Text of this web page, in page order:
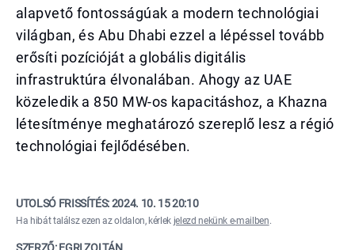
alapvető fontosságúak a modern technológiai
világban, és Abu Dhabi ezzel a lépéssel tovább
erősíti pozícióját a globális digitális
infrastruktúra élvonalában. Ahogy az UAE
közeledik a 850 MW-os kapacitáshoz, a Khazna
létesítménye meghatározó szereplő lesz a régió
technológiai fejlődésében.
UTOLSÓ FRISSÍTÉS:2024. 10. 15 20:10
Ha hibát találsz ezen az oldalon, kérlek jelezd nekünk e-mailben.